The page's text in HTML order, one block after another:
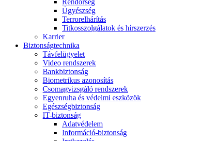
Rendőrség
Ügyészség
Terrorelhárítás
Titkosszolgálatok és hírszerzés
Karrier
Biztonságtechnika
Távfelügyelet
Video rendszerek
Bankbiztonság
Biometrikus azonosítás
Csomagvizsgáló rendszerek
Egyenruha és védelmi eszközök
Egészségbiztonság
IT-biztonság
Adatvédelem
Információ-biztonság